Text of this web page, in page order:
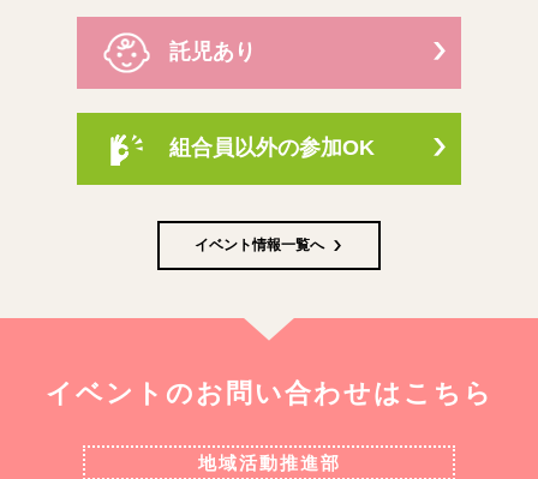
託児あり
組合員以外の参加OK
イベント情報一覧へ
イベントのお問い合わせはこちら
地域活動推進部